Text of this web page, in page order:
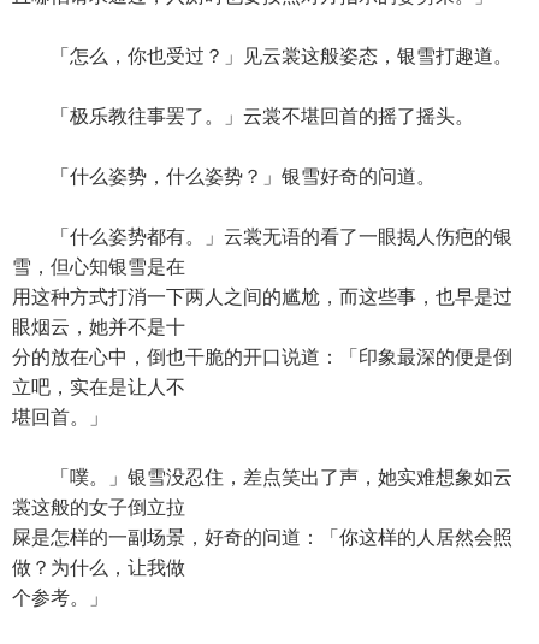
「怎么，你也受过？」见云裳这般姿态，银雪打趣道。
「极乐教往事罢了。」云裳不堪回首的摇了摇头。
「什么姿势，什么姿势？」银雪好奇的问道。
「什么姿势都有。」云裳无语的看了一眼揭人伤疤的银
雪，但心知银雪是在
用这种方式打消一下两人之间的尴尬，而这些事，也早是过
眼烟云，她并不是十
分的放在心中，倒也干脆的开口说道：「印象最深的便是倒
立吧，实在是让人不
堪回首。」
「噗。」银雪没忍住，差点笑出了声，她实难想象如云
裳这般的女子倒立拉
屎是怎样的一副场景，好奇的问道：「你这样的人居然会照
做？为什么，让我做
个参考。」